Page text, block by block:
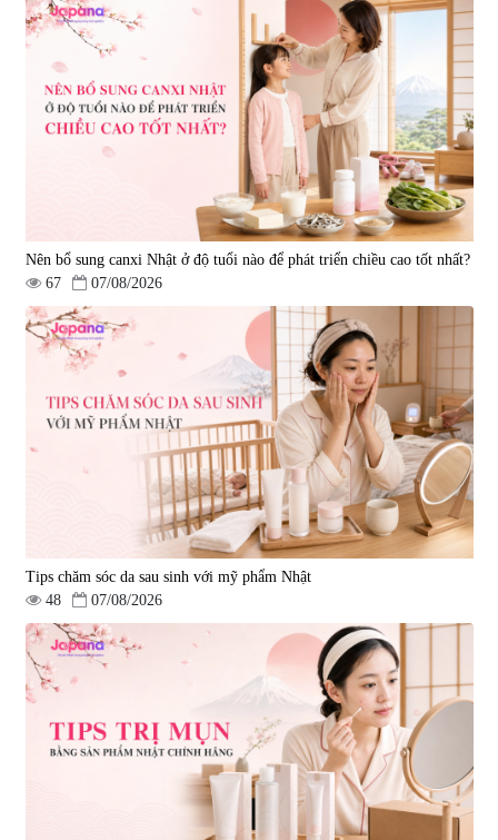
Nên bổ sung canxi Nhật ở độ tuổi nào để phát triển chiều cao tốt nhất?
67
07/08/2026
Tips chăm sóc da sau sinh với mỹ phẩm Nhật
48
07/08/2026